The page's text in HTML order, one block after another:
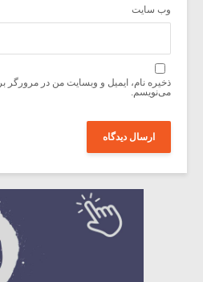
وب‌ سایت
ذخیره نام، ایمیل و وبسایت من در مرورگر
می‌نویسم.